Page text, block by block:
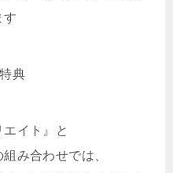
す
典
エイト』と
み合わせでは、